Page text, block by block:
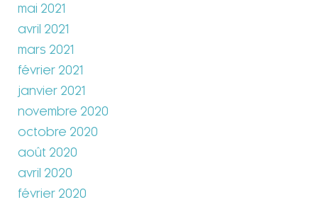
mai 2021
avril 2021
mars 2021
février 2021
janvier 2021
novembre 2020
octobre 2020
août 2020
avril 2020
février 2020